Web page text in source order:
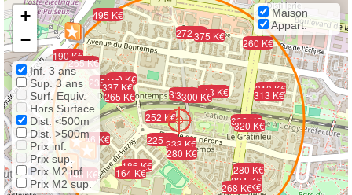
183 K€
284 K€
172 K€
186 K€
294 K€
265 K€
235 K€
337 K€
265 K€
280 K€
164 K€
265 K€
252 K€
313 K€
190 K€ 310 K€
185 K€
290 K€
190 K€
260 K€
146 K€
172 K€
375 K€
315 K€
268 K€
300 K€
233 K€
328 K€
300 K€
272 K€
199 K€
146 K€
202 K€
280 K€
320 K€
203 K€
225 K€
218 K€
495 K€
+
−
Inf. 3 ans
Sup. 3 ans
Surf. Equiv.
Hors Surface
Dist. <500m
Dist. >500m
Prix inf.
Prix sup.
Prix M2 inf.
Prix M2 sup.
Maison
Appart.